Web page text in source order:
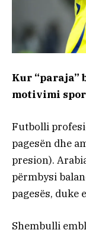
Kur “paraja”
motivimi
Futbolli
pagesën dhe
presion).
përmbysi
pagesës, duke
Shembulli